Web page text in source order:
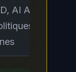
AI Act